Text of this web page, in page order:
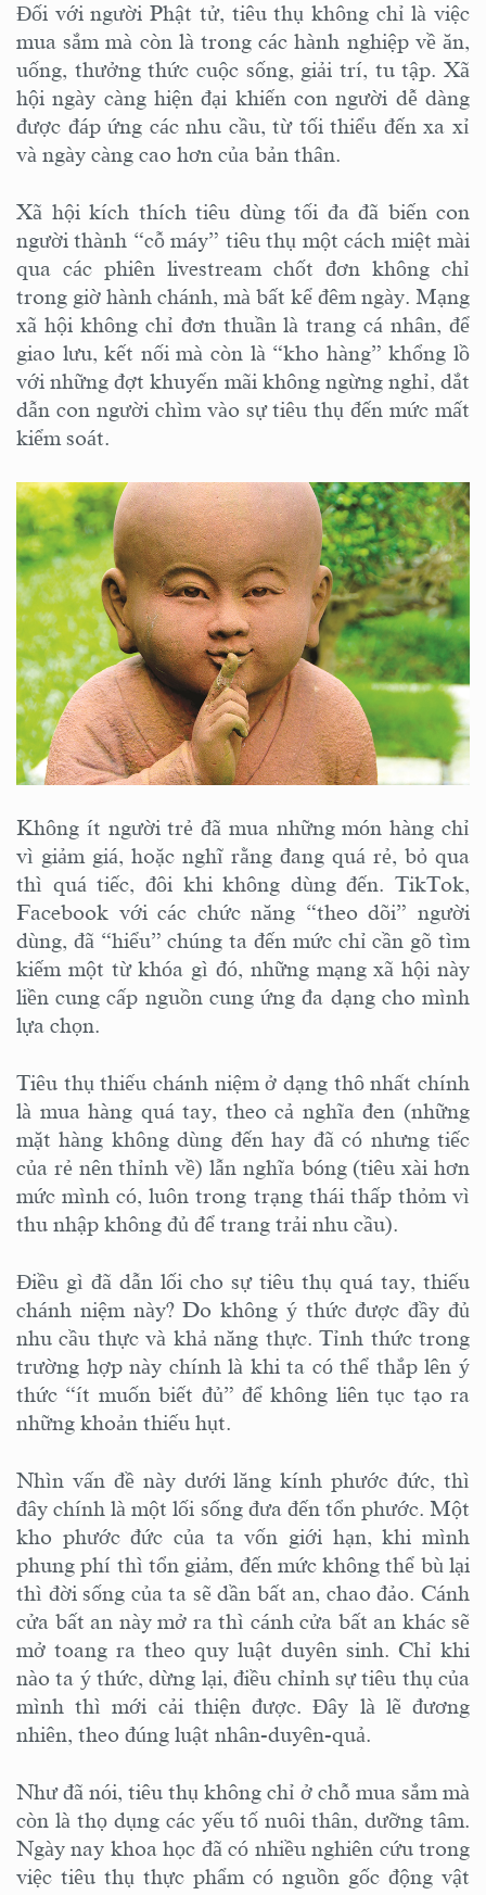
Đối với người Phật tử, tiêu thụ không chỉ là việc
mua sắm mà còn là trong các hành nghiệp về ăn,
uống, thưởng thức cuộc sống, giải trí, tu tập. Xã
hội ngày càng hiện đại khiến con người dễ dàng
được đáp ứng các nhu cầu, từ tối thiểu đến xa xỉ
và ngày càng cao hơn của bản thân.
Xã hội kích thích tiêu dùng tối đa đã biến con
người thành “cỗ máy” tiêu thụ một cách miệt mài
qua các phiên livestream chốt đơn không chỉ
trong giờ hành chánh, mà bất kể đêm ngày. Mạng
xã hội không chỉ đơn thuần là trang cá nhân, để
giao lưu, kết nối mà còn là “kho hàng” khổng lồ
với những đợt khuyến mãi không ngừng nghỉ, dắt
dẫn con người chìm vào sự tiêu thụ đến mức mất
kiểm soát.
Không ít người trẻ đã mua những món hàng chỉ
vì giảm giá, hoặc nghĩ rằng đang quá rẻ, bỏ qua
thì quá tiếc, đôi khi không dùng đến. TikTok,
Facebook với các chức năng “theo dõi” người
dùng, đã “hiểu” chúng ta đến mức chỉ cần gõ tìm
kiếm một từ khóa gì đó, những mạng xã hội này
liền cung cấp nguồn cung ứng đa dạng cho mình
lựa chọn.
Tiêu thụ thiếu chánh niệm ở dạng thô nhất chính
là mua hàng quá tay, theo cả nghĩa đen (những
mặt hàng không dùng đến hay đã có nhưng tiếc
của rẻ nên thỉnh về) lẫn nghĩa bóng (tiêu xài hơn
mức mình có, luôn trong trạng thái thấp thỏm vì
thu nhập không đủ để trang trải nhu cầu).
Điều gì đã dẫn lối cho sự tiêu thụ quá tay, thiếu
chánh niệm này? Do không ý thức được đầy đủ
nhu cầu thực và khả năng thực. Tỉnh thức trong
trường hợp này chính là khi ta có thể thắp lên ý
thức “ít muốn biết đủ” để không liên tục tạo ra
những khoản thiếu hụt.
Nhìn vấn đề này dưới lăng kính phước đức, thì
đây chính là một lối sống đưa đến tổn phước. Một
kho phước đức của ta vốn giới hạn, khi mình
phung phí thì tổn giảm, đến mức không thể bù lại
thì đời sống của ta sẽ dần bất an, chao đảo. Cánh
cửa bất an này mở ra thì cánh cửa bất an khác sẽ
mở toang ra theo quy luật duyên sinh. Chỉ khi
nào ta ý thức, dừng lại, điều chỉnh sự tiêu thụ của
mình thì mới cải thiện được. Đây là lẽ đương
nhiên, theo đúng luật nhân-duyên-quả.
Như đã nói, tiêu thụ không chỉ ở chỗ mua sắm mà
còn là thọ dụng các yếu tố nuôi thân, dưỡng tâm.
Ngày nay khoa học đã có nhiều nghiên cứu trong
việc tiêu thụ thực phẩm có nguồn gốc động vật